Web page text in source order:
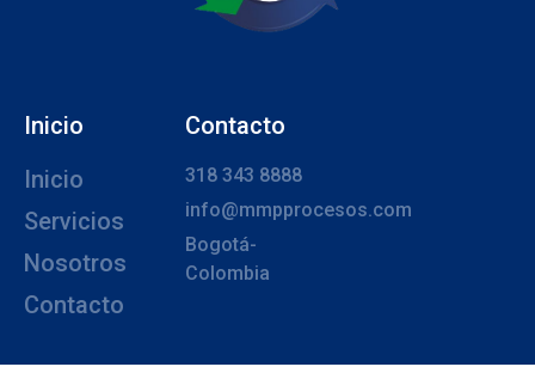
Inicio
Inicio
Servicios
Nosotros
Contacto
Contacto
318 343 8888
info@mmpprocesos.com
Bogotá-
Colombia